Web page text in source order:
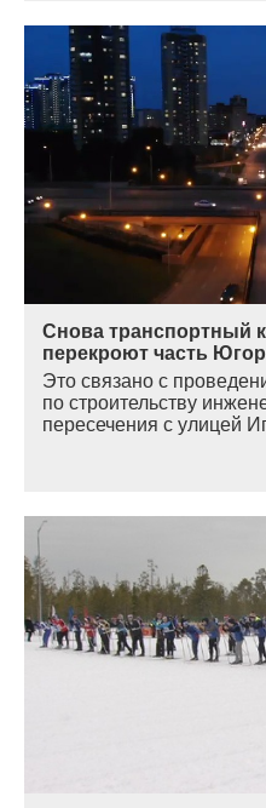
Снова транспортный
перекроют часть
Это связано с
по строительству
пересечения с улицей